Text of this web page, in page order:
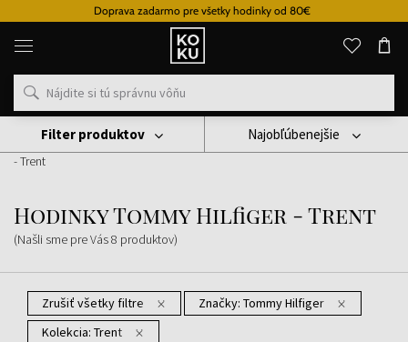
Doprava zadarmo pre všetky hodinky od 80€
Originálne
parfémy
hodinky
na
mieste
Hodinky
Tommy Hilfiger Hodinky
Hodinky Tommy Hilfiger
- Trent
Hodinky Tommy Hilfiger - Trent
(Našli sme pre Vás8 produktov)
Najobľúbenejšie
Zrušiť všetky filtre Značky: Tommy Hilfiger
Kolekcia: Trent
Filter produktov